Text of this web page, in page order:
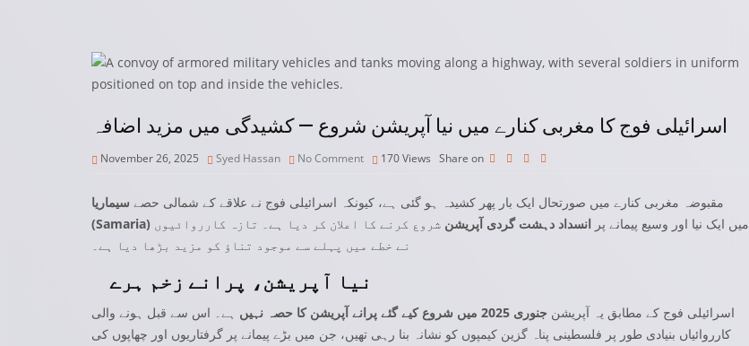
اسرائیلی فوج کا مغربی کنارے میں نیا آپریشن شروع — کشیدگی میں مزید اضافہ
November 26, 2025 Syed Hassan No Comment 170Views Share on
مقبوضہ مغربی کنارے میں صورتحال ایک بار پھر کشیدہ ہو گئی ہے، کیونکہ اسرائیلی فوج نے علاقے کے شمالی حصے سیماریا
(Samaria)
میں ایک نیا اور وسیع پیمانے پر انسداد دہشت گردی آپریشن شروع کرنے کا اعلان کر دیا ہے۔ تازہ کارروائیوں
نے خطے میں پہلے سے موجود تناؤ کو مزید بڑھا دیا ہے۔
نیا آپریشن، پرانے زخم ہرے
اسرائیلی فوج کے مطابق یہ آپریشن جنوری 2025 میں شروع کیے گئے پرانے آپریشن کا حصہ نہیں
ہے۔ اس سے قبل ہونے والی
کارروائیاں بنیادی طور پر فلسطینی پناہ گزین کیمپوں کو نشانہ بنا رہی تھیں، جن میں بڑے پیمانے پر گرفتاریوں اور چھاپوں کی